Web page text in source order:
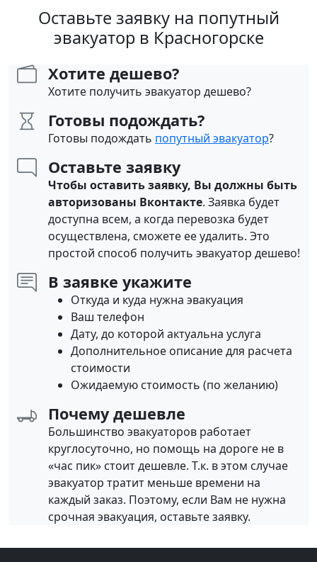
Оставьте заявку на попутный
эвакуатор в Красногорске
Хотите дешево?
Хотите получить эвакуатор дешево?
Готовы подождать?
Готовы подождать попутный эвакуатор?
Оставьте заявку
Чтобы оставить заявку, Вы должны быть
авторизованы Вконтакте. Заявка будет
доступна всем, а когда перевозка будет
осуществлена, сможете ее удалить. Это
простой способ получить эвакуатор дешево!
В заявке укажите
Откуда и куда нужна эвакуация
Ваш телефон
Дату, до которой актуальна услуга
Дополнительное описание для расчета
стоимости
Ожидаемую стоимость (по желанию)
Почему дешевле
Большинство эвакуаторов работает
круглосуточно, но помощь на дороге не в
«час пик» стоит дешевле. Т.к. в этом случае
эвакуатор тратит меньше времени на
каждый заказ. Поэтому, если Вам не нужна
срочная эвакуация, оставьте заявку.